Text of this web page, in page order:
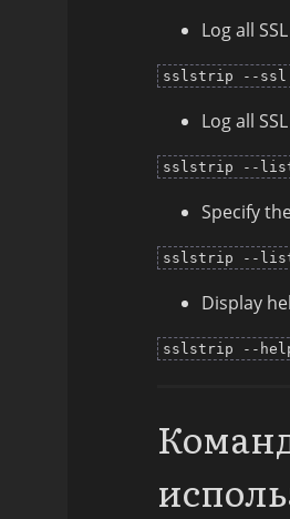
Log all
sslstrip --ssl
Log all
sslstrip --
Specify
sslstrip --
Display
sslstrip --